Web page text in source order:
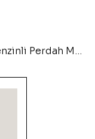
ESİSAN EP1200BL Loncin 13 HP Benzinli Perdah Makinesi Ø1200